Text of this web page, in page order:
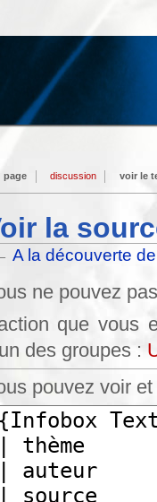
la
A la découverte
ne pouvez
que vous
des groupes :
pouvez voir
page discussion voir le